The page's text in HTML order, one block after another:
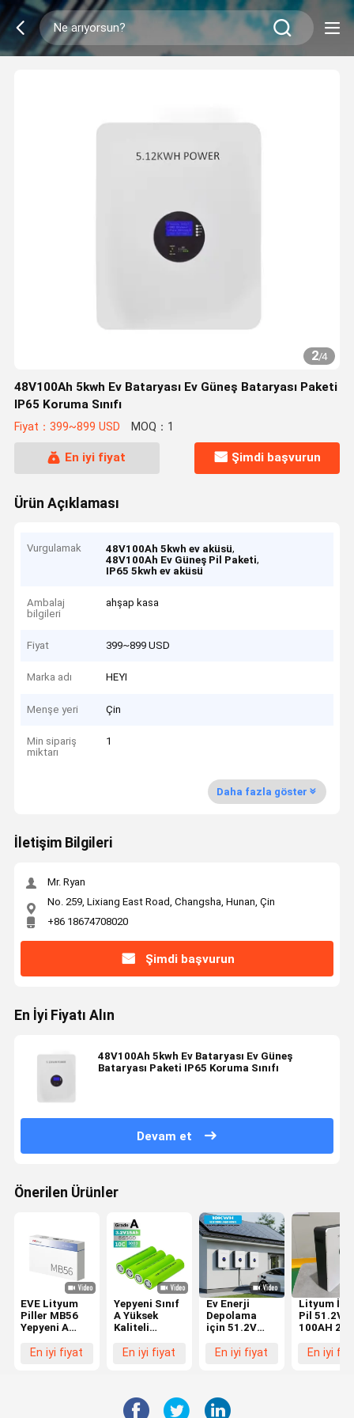
3/4
48V100Ah 5kwh Ev Bataryası Ev Güneş Bataryası Paketi
IP65 Koruma Sınıfı
Fiyat：399~899 USD MOQ：1
En iyi fiyat Şimdi başvurun
Ürün Açıklaması
Vurgulamak 48V100Ah 5kwh ev aküsü,
48V100Ah Ev Güneş Pil Paketi,
IP65 5kwh ev aküsü
Ambalaj
bilgileri
ahşap kasa
Fiyat 399~899 USD
Marka adı HEYI
Menşe yeri Çin
Min sipariş
miktarı
1
Daha fazla göster
İletişim Bilgileri
Mr. Ryan
No. 259, Lixiang East Road, Changsha, Hunan, Çin
+86 18674708020
Şimdi başvurun
En İyi Fiyatı Alın
48V100Ah 5kwh Ev Bataryası Ev Güneş
Bataryası Paketi IP65 Koruma Sınıfı
Devam et
Önerilen Ürünler
EVE Lityum
Piller MB56
Yepyeni A
628Ah
En iyi fiyat
Yepyeni Sınıf
A Yüksek
Kaliteli
Hücresi
En iyi fiyat
Ev Enerji
Depolama
için 51.2V
LiFePO4
En iyi fiyat
Lityum
Pil 51.2V
100AH
Depolama
En iyi